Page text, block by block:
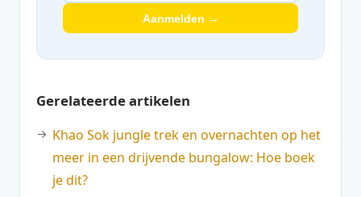
Aanmelden →
Gerelateerde artikelen
Khao Sok jungle trek en overnachten op het
meer in een drijvende bungalow: Hoe boek
je dit?